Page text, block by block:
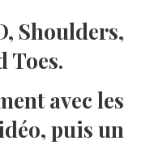
Shoulders,
Toes.
avec les
puis un